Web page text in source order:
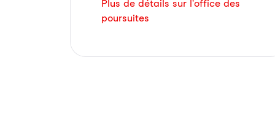
Plus de détails sur l'office des
poursuites